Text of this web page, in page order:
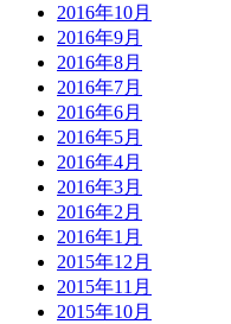
2016年10月
2016年9月
2016年8月
2016年7月
2016年6月
2016年5月
2016年4月
2016年3月
2016年2月
2016年1月
2015年12月
2015年11月
2015年10月